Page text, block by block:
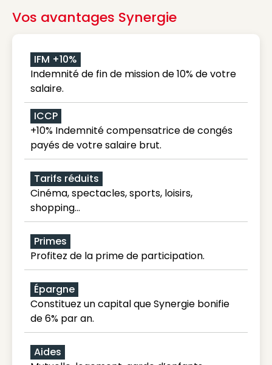
Vos avantages Synergie
IFM +10%
Indemnité de fin de mission de 10% de votre
salaire.
ICCP
+10% Indemnité compensatrice de congés
payés de votre salaire brut.
Tarifs réduits
Cinéma, spectacles, sports, loisirs,
shopping...
Primes
Profitez de la prime de participation.
Épargne
Constituez un capital que Synergie bonifie
de 6% par an.
Aides